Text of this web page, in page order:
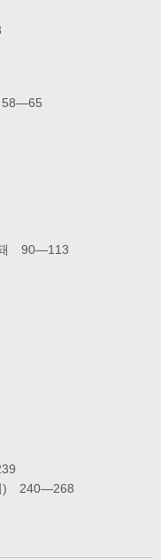
58―65
돼 90―113
) 240―268